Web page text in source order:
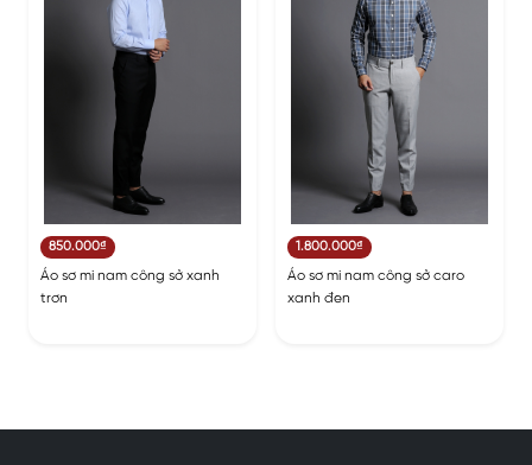
850.000₫
Áo sơ mi nam công sở xanh
trơn
1.800.000₫
Áo sơ mi nam công sở caro
xanh đen